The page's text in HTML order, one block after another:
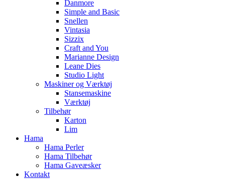
Danmore
Simple and Basic
Snellen
Vintasia
Sizzix
Craft and You
Marianne Design
Leane Dies
Studio Light
Maskiner og Værktøj
Stansemaskine
Værktøj
Tilbehør
Karton
Lim
Hama
Hama Perler
Hama Tilbehør
Hama Gaveæsker
Kontakt